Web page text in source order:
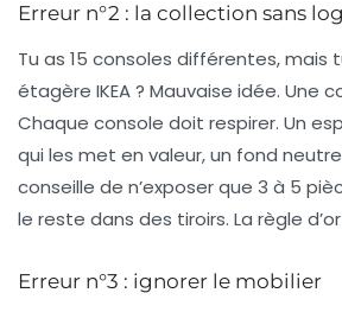
Erreur n°2 : la collection sans
Tu as 15 consoles différentes, mais
étagère IKEA ? Mauvaise idée. Une
Chaque console doit respirer. Un
qui les met en valeur, un fond
conseille de n’exposer que 3 à 5
le reste dans des tiroirs. La règle d’or
Erreur n°3 : ignorer le mobilier